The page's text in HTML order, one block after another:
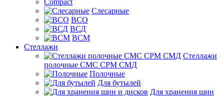
Compact
Слесарные
ВСО
ВСД
ВСМ
Стеллажи
Стеллажи
полочные СМС СРМ СМД
Полочные
Для бутылей
Для хранения шин